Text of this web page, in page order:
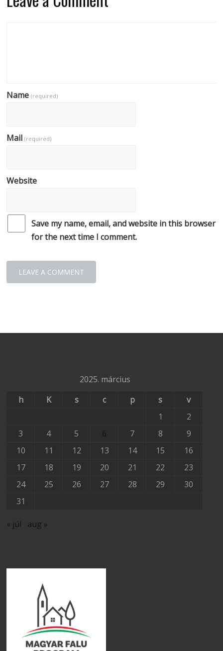
Name(required)
Mail(required)
Website
Save my name, email, and website in this browser
for the next time I comment.
2025. március
h
K s c p s
v
1
2
3
4 5 6 7 8
9
10
11 12 13 14 15
16
17
18 19 20 21 22
23
24
25 26 27 28 29
30
31
« júl aug »